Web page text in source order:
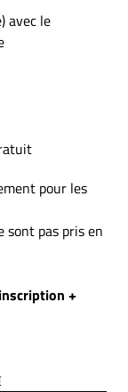
avec le
pour les
sont pas pris en
+